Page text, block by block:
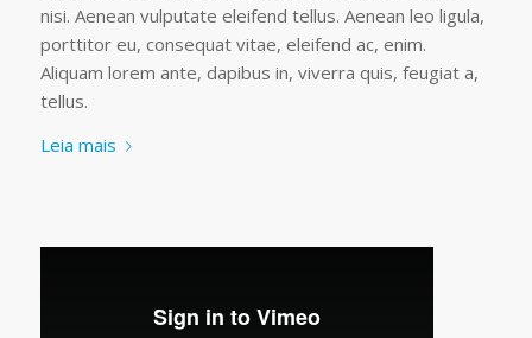
nisi. Aenean vulputate eleifend tellus. Aenean leo ligula,
porttitor eu, consequat vitae, eleifend ac, enim.
Aliquam lorem ante, dapibus in, viverra quis, feugiat a,
tellus.
Leia mais